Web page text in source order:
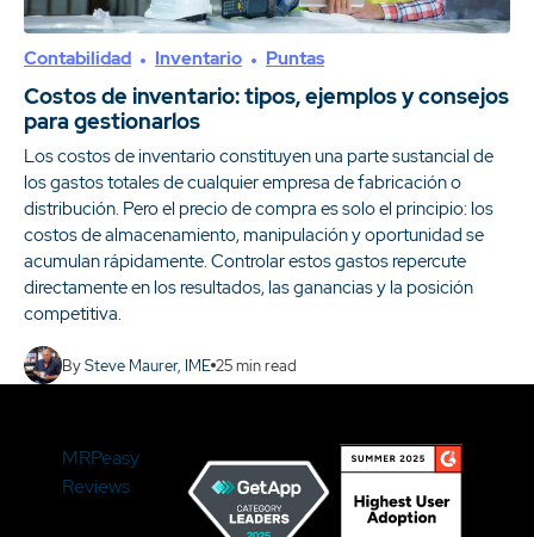
Contabilidad Inventario Puntas
Costos de inventario: tipos, ejemplos y consejos
para gestionarlos
Los costos de inventario constituyen una parte sustancial de
los gastos totales de cualquier empresa de fabricación o
distribución. Pero el precio de compra es solo el principio: los
costos de almacenamiento, manipulación y oportunidad se
acumulan rápidamente. Controlar estos gastos repercute
directamente en los resultados, las ganancias y la posición
competitiva.
BySteve Maurer, IME 25min read
MRPeasy
Reviews